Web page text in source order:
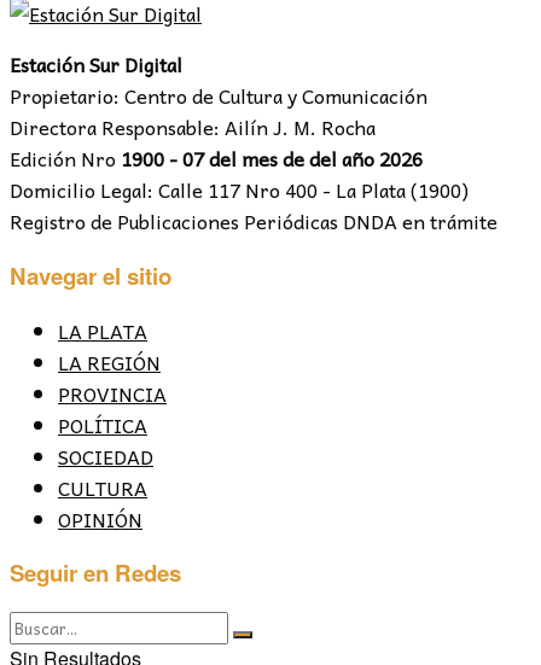
Estación Sur Digital
Propietario: Centro de Cultura y Comunicación
Directora Responsable: Ailín J. M. Rocha
Edición Nro 1900 - 07 del mes de del año 2026
Domicilio Legal: Calle 117 Nro 400 - La Plata (1900)
Registro de Publicaciones Periódicas DNDA en trámite
Navegar el sitio
LA PLATA
LA REGIÓN
PROVINCIA
POLÍTICA
SOCIEDAD
CULTURA
OPINIÓN
Seguir en Redes
Sin Resultados